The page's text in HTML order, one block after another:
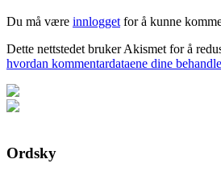
Du må være innlogget for å kunne
Dette nettstedet bruker Akismet for å
hvordan kommentardataene dine
Ordsky